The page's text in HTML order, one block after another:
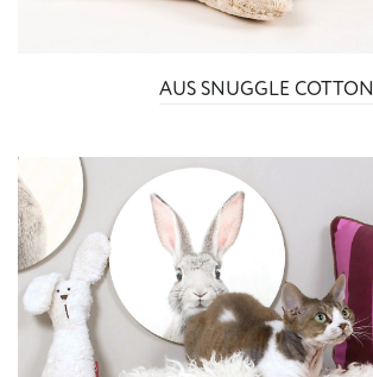
AUS SNUGGLE COTTON